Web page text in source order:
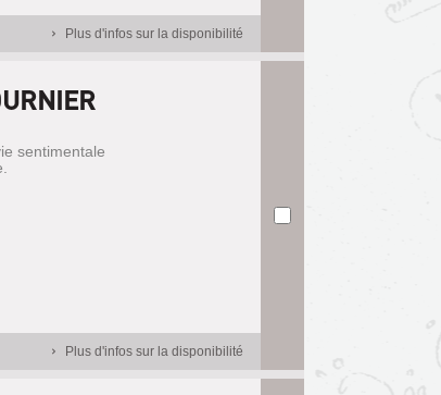
Plus d'infos sur la disponibilité
sentimentale
Plus d'infos sur la disponibilité